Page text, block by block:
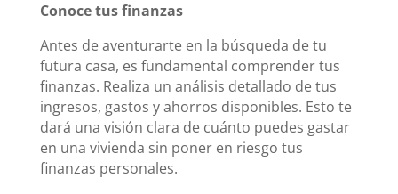
Conoce tus finanzas
Antes de aventurarte en la búsqueda de tu
futura casa, es fundamental comprender tus
finanzas. Realiza un análisis detallado de tus
ingresos, gastos y ahorros disponibles. Esto te
dará una visión clara de cuánto puedes gastar
en una vivienda sin poner en riesgo tus
finanzas personales.